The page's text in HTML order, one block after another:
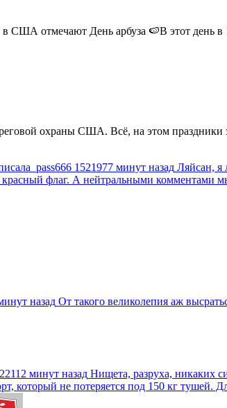
в США отмечают День арбуза 🍉В этот день
охраны США. Всё, на этом праздники
pass666 1521977 минут назад Ляйсан, я
красный флаг. А нейтральными комментами
назад От такого великолепия аж
минут назад Нищета, разруха, никаких
не потеряется под 150 кг тушей.